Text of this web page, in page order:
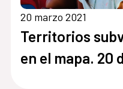
20 marzo 2021
Territorios
en el mapa. 20